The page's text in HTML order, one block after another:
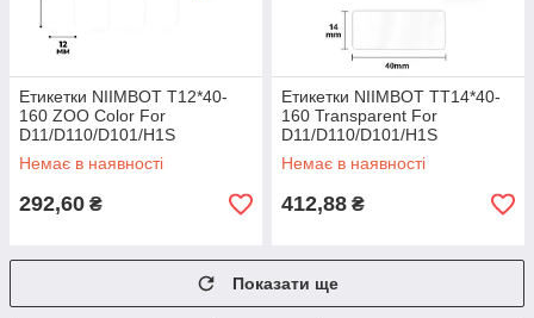
Етикетки NIIMBOT T12*40-
160 ZOO Color For
D11/D110/D101/H1S
(A2A68301001)
Немає в наявності
292,60 ₴
Етикетки NIIMBOT TT14*40-
160 Transparent For
D11/D110/D101/H1S
(A2G88588302)
Немає в наявності
412,88 ₴
Показати ще